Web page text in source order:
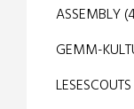
ASSEMBLY
GEMM-
LESESCOUTS